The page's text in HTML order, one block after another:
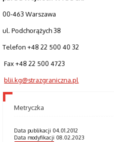
00-463 Warszawa
ul. Podchorążych 38
Telefon +48 22 500 40 32
Fax +48 22 500 4723
blii.kg@strazgraniczna.pl
Metryczka
Data publikacji 04.01.2012
Data modyfikacji 08.02.2023